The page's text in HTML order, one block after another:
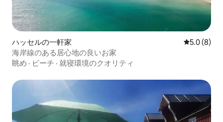
ハッセルの一軒家 レビュー8
5.0 (8)
海岸線のある居心地の良いお家
眺め · ビーチ · 就寝環境のクオリティ